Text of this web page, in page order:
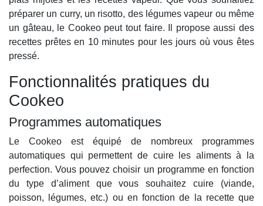
préparer un curry, un risotto, des légumes vapeur ou même
un gâteau, le Cookeo peut tout faire. Il propose aussi des
recettes prêtes en 10 minutes pour les jours où vous êtes
pressé.
Fonctionnalités pratiques du
Cookeo
Programmes automatiques
Le Cookeo est équipé de nombreux programmes
automatiques qui permettent de cuire les aliments à la
perfection. Vous pouvez choisir un programme en fonction
du type d’aliment que vous souhaitez cuire (viande,
poisson, légumes, etc.) ou en fonction de la recette que